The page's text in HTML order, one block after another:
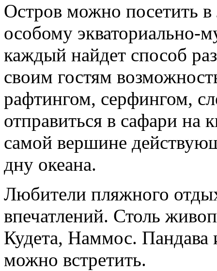
Остров можно посетить в
особому экваториально-
каждый найдет способ
своим гостям
рафтингом, серфингом,
отправиться в сафари на
самой вершине
дну океана.
Любители пляжного
впечатлений. Столь
Кудета, Наммос. Пандава
можно встретить.